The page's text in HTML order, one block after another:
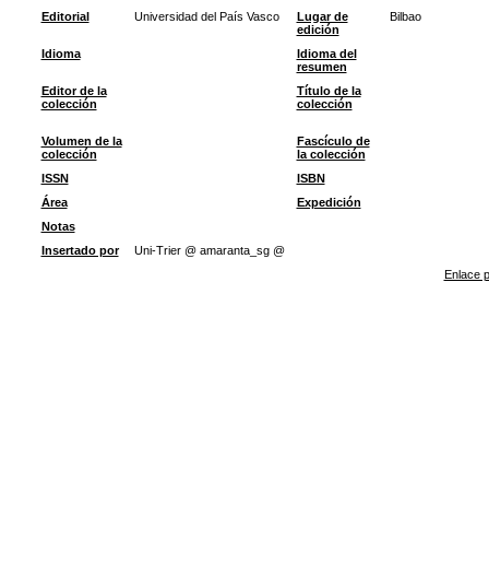
Editorial
Universidad del País Vasco
Lugar de
edición
Bilbao
Idioma
Idioma del
resumen
Editor de la
colección
Título de la
colección
Volumen de la
colección
Fascículo de
la colección
ISSN
ISBN
Área
Expedición
Notas
Insertado por
Uni-Trier @ amaranta_sg @
Enlace